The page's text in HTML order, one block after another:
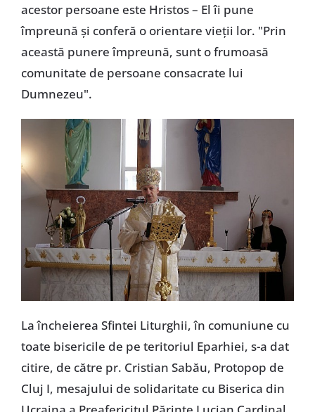
acestor persoane este Hristos – El îi pune
împreună şi conferă o orientare vieţii lor. "Prin
această punere împreună, sunt o frumoasă
comunitate de persoane consacrate lui
Dumnezeu".
La încheierea Sfintei Liturghii, în comuniune cu
toate bisericile de pe teritoriul Eparhiei, s-a dat
citire, de către pr. Cristian Sabău, Protopop de
Cluj I, mesajului de solidaritate cu Biserica din